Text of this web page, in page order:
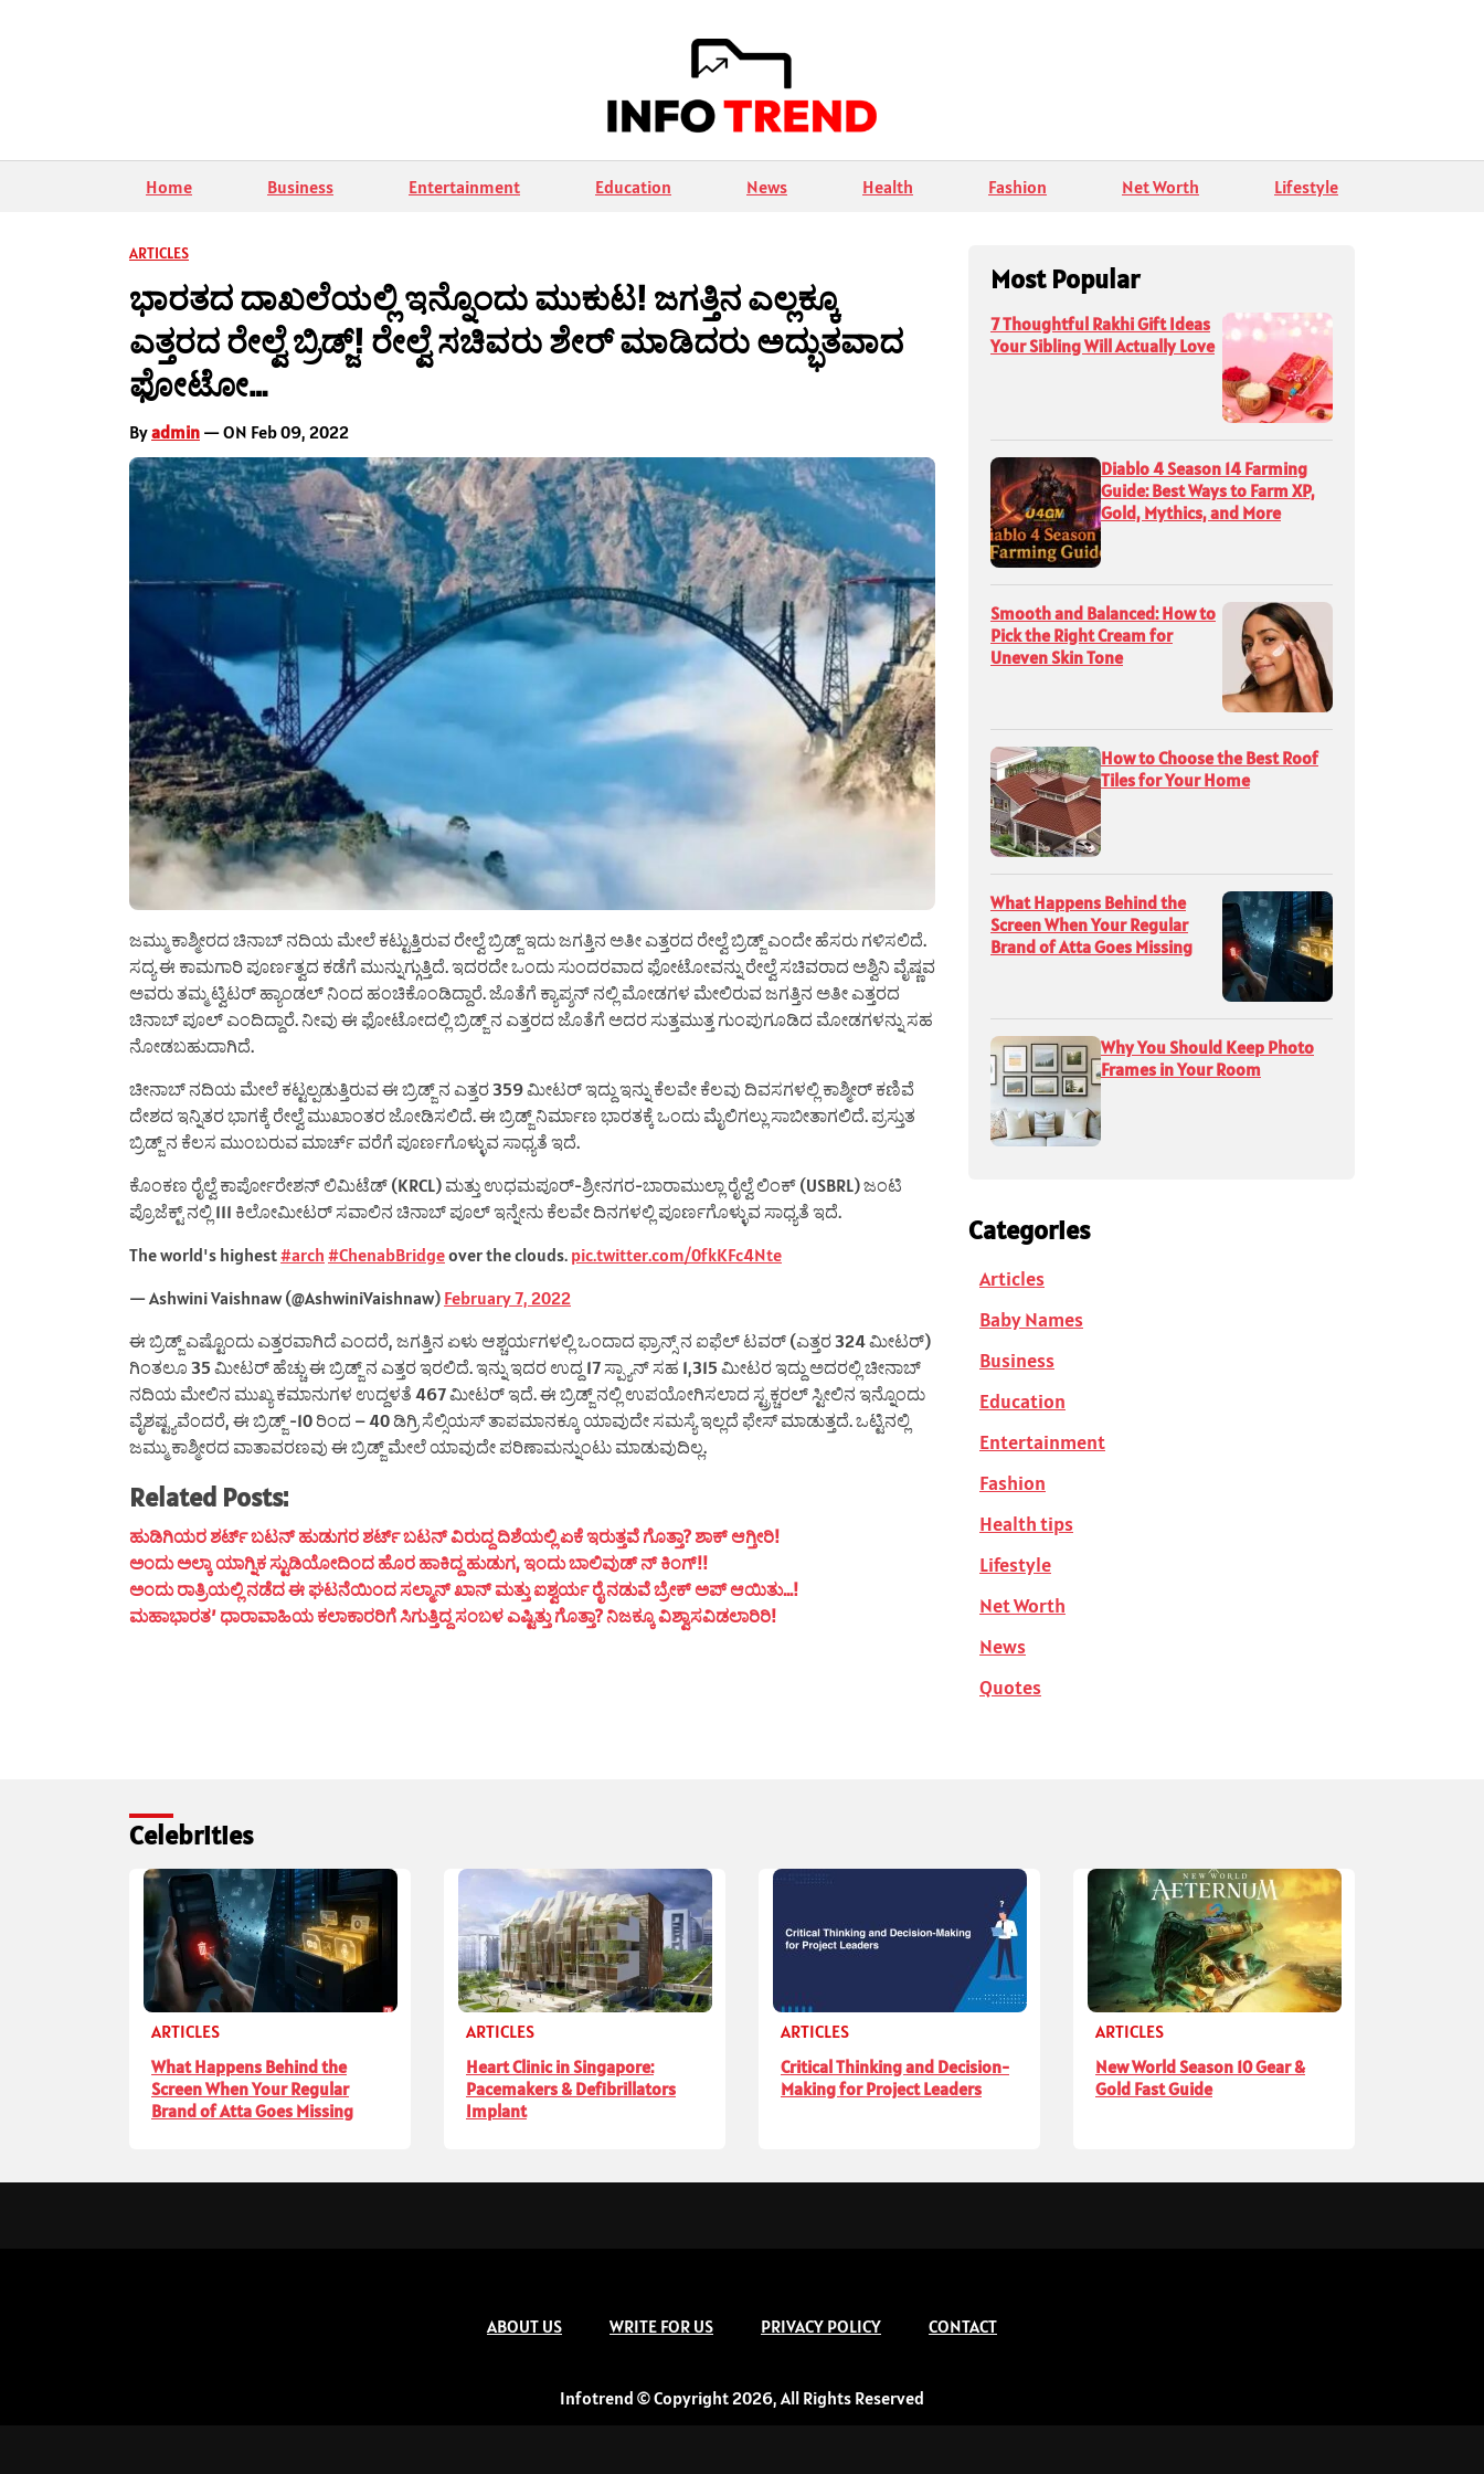
Home Business Entertainment Education News Health Fashion Net Worth Lifestyle
ARTICLES
ಭಾರತದ ದಾಖಲೆಯಲ್ಲಿ ಇನ್ನೊಂದು ಮುಕುಟ! ಜಗತ್ತಿನ ಎಲ್ಲಕ್ಕೂ
ಎತ್ತರದ ರೇಲ್ವೆ ಬ್ರಿಡ್ಜ್! ರೇಲ್ವೆ ಸಚಿವರು ಶೇರ್ ಮಾಡಿದರು ಅದ್ಭುತವಾದ
ಫೋಟೋ…
Byadmin — ON Feb 09, 2022
ಜಮ್ಮು ಕಾಶ್ಮೀರದ ಚಿನಾಬ್ ನದಿಯ ಮೇಲೆ ಕಟ್ಟುತ್ತಿರುವ ರೇಲ್ವೆ ಬ್ರಿಡ್ಜ್ ಇದು ಜಗತ್ತಿನ ಅತೀ ಎತ್ತರದ ರೇಲ್ವೆ ಬ್ರಿಡ್ಜ್ ಎಂದೇ ಹೆಸರು ಗಳಿಸಲಿದೆ.
ಸದ್ಯ ಈ ಕಾಮಗಾರಿ ಪೂರ್ಣತ್ವದ ಕಡೆಗೆ ಮುನ್ನುಗ್ಗುತ್ತಿದೆ. ಇದರದೇ ಒಂದು ಸುಂದರವಾದ ಫೋಟೋವನ್ನು ರೇಲ್ವೆ ಸಚಿವರಾದ ಅಶ್ವಿನಿ ವೈಷ್ಣವ
ಅವರು ತಮ್ಮ ಟ್ವಿಟರ್ ಹ್ಯಾಂಡಲ್ ನಿಂದ ಹಂಚಿಕೊಂಡಿದ್ದಾರೆ. ಜೊತೆಗೆ ಕ್ಯಾಪ್ಶನ್ ನಲ್ಲಿ ಮೋಡಗಳ ಮೇಲಿರುವ ಜಗತ್ತಿನ ಅತೀ ಎತ್ತರದ
ಚಿನಾಬ್ ಪೂಲ್ ಎಂದಿದ್ದಾರೆ. ನೀವು ಈ ಫೋಟೋದಲ್ಲಿ ಬ್ರಿಡ್ಜ್ ನ ಎತ್ತರದ ಜೊತೆಗೆ ಅದರ ಸುತ್ತಮುತ್ತ ಗುಂಪುಗೂಡಿದ ಮೋಡಗಳನ್ನು ಸಹ
ನೋಡಬಹುದಾಗಿದೆ.
ಚೀನಾಬ್ ನದಿಯ ಮೇಲೆ ಕಟ್ಟಲ್ಪಡುತ್ತಿರುವ ಈ ಬ್ರಿಡ್ಜ್ ನ ಎತ್ತರ 359 ಮೀಟರ್ ಇದ್ದು ಇನ್ನು ಕೆಲವೇ ಕೆಲವು ದಿವಸಗಳಲ್ಲಿ ಕಾಶ್ಮೀರ್ ಕಣಿವೆ
ದೇಶದ ಇನ್ನಿತರ ಭಾಗಕ್ಕೆ ರೇಲ್ವೆ ಮುಖಾಂತರ ಜೋಡಿಸಲಿದೆ. ಈ ಬ್ರಿಡ್ಜ್ ನಿರ್ಮಾಣ ಭಾರತಕ್ಕೆ ಒಂದು ಮೈಲಿಗಲ್ಲು ಸಾಬೀತಾಗಲಿದೆ. ಪ್ರಸ್ತುತ
ಬ್ರಿಡ್ಜ್ ನ ಕೆಲಸ ಮುಂಬರುವ ಮಾರ್ಚ್ ವರೆಗೆ ಪೂರ್ಣಗೊಳ್ಳುವ ಸಾಧ್ಯತೆ ಇದೆ.
ಕೊಂಕಣ ರೈಲ್ವೆ ಕಾರ್ಪೋರೇಶನ್ ಲಿಮಿಟೆಡ್ (KRCL) ಮತ್ತು ಉಧಮಪೂರ್-ಶ್ರೀನಗರ-ಬಾರಾಮುಲ್ಲಾ ರೈಲ್ವೆ ಲಿಂಕ್ (USBRL) ಜಂಟಿ
ಪ್ರೊಜೆಕ್ಟ್ ನಲ್ಲಿ 111 ಕಿಲೋಮೀಟರ್ ಸವಾಲಿನ ಚಿನಾಬ್ ಪೂಲ್ ಇನ್ನೇನು ಕೆಲವೇ ದಿನಗಳಲ್ಲಿ ಪೂರ್ಣಗೊಳ್ಳುವ ಸಾಧ್ಯತೆ ಇದೆ.
The world's highest#arch #ChenabBridgeover the clouds. pic.twitter.com/0fkKFc4Nte
— Ashwini Vaishnaw (@AshwiniVaishnaw) February 7, 2022
ಈ ಬ್ರಿಡ್ಜ್ ಎಷ್ಟೊಂದು ಎತ್ತರವಾಗಿದೆ ಎಂದರೆ, ಜಗತ್ತಿನ ಏಳು ಆಶ್ಚರ್ಯಗಳಲ್ಲಿ ಒಂದಾದ ಫ್ರಾನ್ಸ್ ನ ಐಫೆಲ್ ಟವರ್ (ಎತ್ತರ 324 ಮೀಟರ್)
ಗಿಂತಲೂ 35 ಮೀಟರ್ ಹೆಚ್ಚು ಈ ಬ್ರಿಡ್ಜ್ ನ ಎತ್ತರ ಇರಲಿದೆ. ಇನ್ನು ಇದರ ಉದ್ದ 17 ಸ್ಪ್ಯಾನ್ ಸಹ 1,315 ಮೀಟರ ಇದ್ದು ಅದರಲ್ಲಿ ಚೀನಾಬ್
ನದಿಯ ಮೇಲಿನ ಮುಖ್ಯ ಕಮಾನುಗಳ ಉದ್ದಳತೆ 467 ಮೀಟರ್ ಇದೆ. ಈ ಬ್ರಿಡ್ಜ್ ನಲ್ಲಿ ಉಪಯೋಗಿಸಲಾದ ಸ್ಟ್ರಕ್ಚರಲ್ ಸ್ಟೀಲಿನ ಇನ್ನೊಂದು
ವೈಶಷ್ಟ್ಯವೆಂದರೆ, ಈ ಬ್ರಿಡ್ಜ್ -10 ರಿಂದ – 40 ಡಿಗ್ರಿ ಸೆಲ್ಸಿಯಸ್ ತಾಪಮಾನಕ್ಕೂ ಯಾವುದೇ ಸಮಸ್ಯೆ ಇಲ್ಲದೆ ಫೇಸ್ ಮಾಡುತ್ತದೆ. ಒಟ್ಟಿನಲ್ಲಿ
ಜಮ್ಮು ಕಾಶ್ಮೀರದ ವಾತಾವರಣವು ಈ ಬ್ರಿಡ್ಜ್ ಮೇಲೆ ಯಾವುದೇ ಪರಿಣಾಮನ್ನುಂಟು ಮಾಡುವುದಿಲ್ಲ.
Related Posts:
ಹುಡಿಗಿಯರ ಶರ್ಟ್ ಬಟನ್ ಹುಡುಗರ ಶರ್ಟ್ ಬಟನ್ ವಿರುದ್ದ ದಿಶೆಯಲ್ಲಿ ಏಕೆ ಇರುತ್ತವೆ ಗೊತ್ತಾ? ಶಾಕ್ ಆಗ್ತೀರಿ!
ಅಂದು ಅಲ್ಕಾ ಯಾಗ್ನಿಕ ಸ್ಟುಡಿಯೋದಿಂದ ಹೊರ ಹಾಕಿದ್ದ ಹುಡುಗ, ಇಂದು ಬಾಲಿವುಡ್ ನ್ ಕಿಂಗ್!!
ಅಂದು ರಾತ್ರಿಯಲ್ಲಿ ನಡೆದ ಈ ಘಟನೆಯಿಂದ ಸಲ್ಮಾನ್ ಖಾನ್ ಮತ್ತು ಐಶ್ವರ್ಯ ರೈ ನಡುವೆ ಬ್ರೇಕ್ ಅಪ್ ಆಯಿತು…!
ಮಹಾಭಾರತ’ ಧಾರಾವಾಹಿಯ ಕಲಾಕಾರರಿಗೆ ಸಿಗುತ್ತಿದ್ದ ಸಂಬಳ ಎಷ್ಟಿತ್ತು ಗೊತ್ತಾ? ನಿಜಕ್ಕೂ ವಿಶ್ವಾಸವಿಡಲಾರಿರಿ!
Most Popular
7 Thoughtful Rakhi Gift Ideas
Your Sibling Will Actually Love
Diablo 4 Season 14 Farming
Guide: Best Ways to Farm XP,
Gold, Mythics, and More
Smooth and Balanced: How to
Pick the Right Cream for
Uneven Skin Tone
How to Choose the Best Roof
Tiles for Your Home
What Happens Behind the
Screen When Your Regular
Brand of Atta Goes Missing
Why You Should Keep Photo
Frames in Your Room
Categories
Articles
Baby Names
Business
Education
Entertainment
Fashion
Health tips
Lifestyle
Net Worth
News
Quotes
Celebrities
ARTICLES
What Happens Behind the
Screen When Your Regular
Brand of Atta Goes Missing
ARTICLES
Heart Clinic in Singapore:
Pacemakers & Defibrillators
Implant
ARTICLES
Critical Thinking and Decision-
Making for Project Leaders
ARTICLES
New World Season 10 Gear &
Gold Fast Guide
ABOUT US WRITE FOR US PRIVACY POLICY CONTACT
Infotrend © Copyright 2026, All Rights Reserved